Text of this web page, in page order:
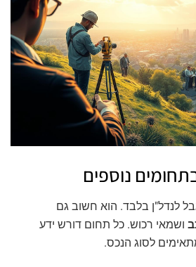
נוספים
לנדל"ן בלבד. הוא חשוב גם
ושמאי רכוש. כל תחום דורש ידע
לסוג הנכס.